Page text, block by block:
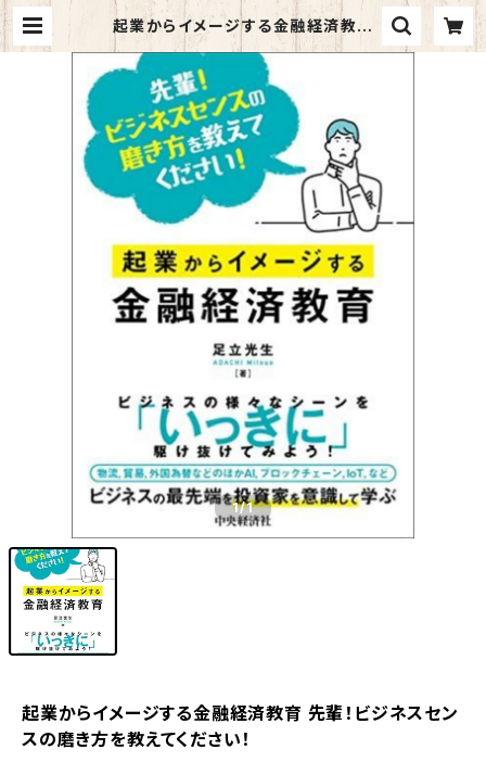
起業からイメージする金融経済教育
先輩！ビジネスセンスの磨き方を教え
てください！ | マイブックス関大前店
(店頭受取オーダー用)
1/1
起業からイメージする金融経済教育 先輩！ビジネスセン
スの磨き方を教えてください！